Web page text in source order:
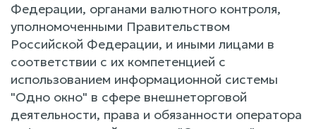
Федерации, органами валютного контроля,
уполномоченными Правительством
Российской Федерации, и иными лицами в
соответствии с их компетенцией с
использованием информационной системы
"Одно окно" в сфере внешнеторговой
деятельности, права и обязанности оператора